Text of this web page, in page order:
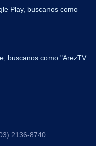
Play, buscanos como
buscanos como "ArezTV
2136-8740